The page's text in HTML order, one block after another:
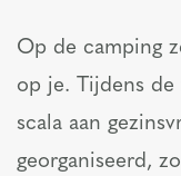
Op de camping
op je. Tijdens de
scala aan
georganiseerd,